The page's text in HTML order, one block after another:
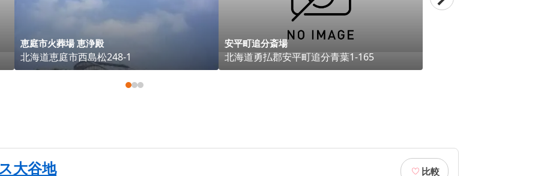
恵庭市火葬場 恵浄殿
北海道恵庭市西島松248-1
安平町追分斎場
北海道勇払郡安平町追分青葉1-165
大谷地 比較